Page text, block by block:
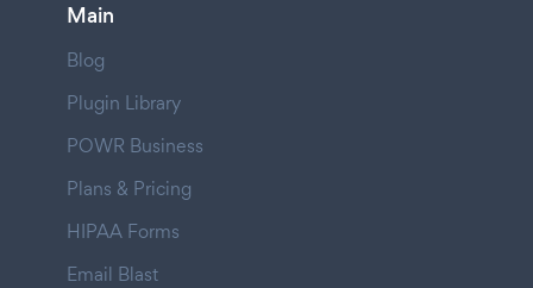
Main
Blog
Plugin Library
POWR Business
Plans & Pricing
HIPAA Forms
Email Blast